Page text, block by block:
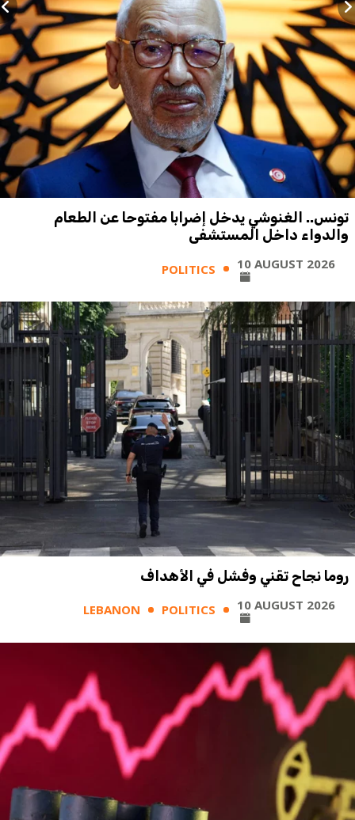
تونس.. الغنوشي يدخل إضرابا مفتوحا عن الطعام
والدواء داخل المستشفى
POLITICS 10 AUGUST 2026
روما نجاح تقني وفشل في الأهداف
LEBANON POLITICS 10 AUGUST 2026